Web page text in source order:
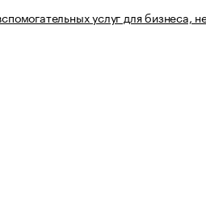
услуг для бизнеса,